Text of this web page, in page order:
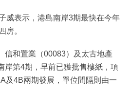
威表示，港島南岸3期最快在今年
房。
信和置業（00083）及太古地產
岸第4期，早前已獲批售樓紙，項
及4B兩期發展，單位間隔則由一